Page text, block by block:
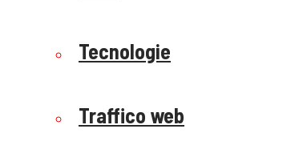
Tecnologie
Traffico web